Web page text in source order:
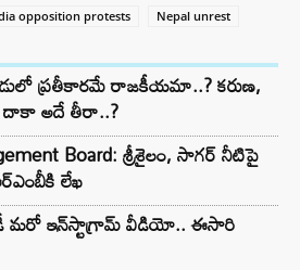
opposition protests Nepal unrest
ప్రతీకారమే రాజకీయమా..? కరుణ,
దాకా అదే తీరా..?
Board: శ్రీశైలం, సాగర్ నీటిపై
లేఖ
మరో ఇన్‌స్టాగ్రామ్ వీడియో.. ఈసారి